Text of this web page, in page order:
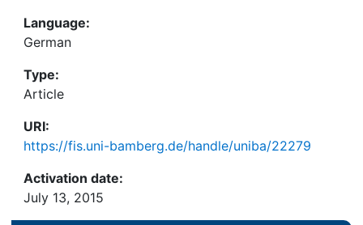
Language:
German
Type:
Article
URI:
https://fis.uni-bamberg.de/handle/uniba/22279
Activation date:
July 13, 2015